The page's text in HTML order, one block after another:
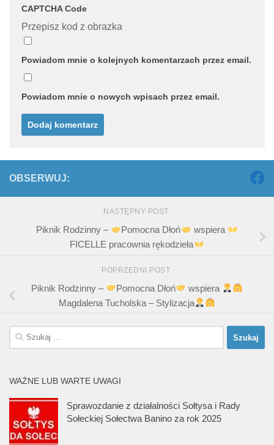
CAPTCHA Code
Przepisz kod z obrazka
Powiadom mnie o kolejnych komentarzach przez email.
Powiadom mnie o nowych wpisach przez email.
OBSERWUJ:
NASTĘPNY POST
Piknik Rodzinny – Pomocna Dłoń
wspiera
FICELLE pracownia rękodzieła
POPRZEDNI POST
Piknik Rodzinny – Pomocna Dłoń
wspiera
Magdalena Tucholska – Stylizacja
Szukaj:
WAŻNE LUB WARTE UWAGI
Sprawozdanie z działalności Sołtysa i Rady
Sołeckiej Sołectwa Banino za rok 2025